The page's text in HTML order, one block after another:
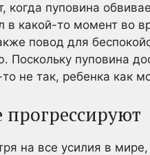
когда пуповина
в какой-то момент во
повод для
Поскольку пуповина
не так, ребенка как
прогрессируют
на все усилия в